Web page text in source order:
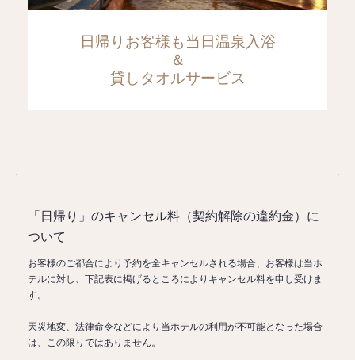
日帰りお客様も当日温泉入浴
＆
貸しタオルサービス
「日帰り」のキャンセル料（契約解除の違約金）に
ついて
お客様のご都合により予約を全キャンセルされる場合、お客様は当ホ
テルに対し、下記表に掲げるところによりキャンセル料を申し受けま
す。
天災地変、法律命令などにより当ホテルの利用が不可能となった場合
は、この限りではありません。